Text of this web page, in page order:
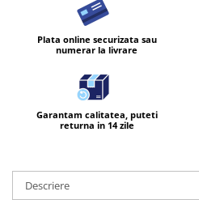
Plata online securizata sau
numerar la livrare
Garantam calitatea, puteti
returna in 14 zile
Descriere